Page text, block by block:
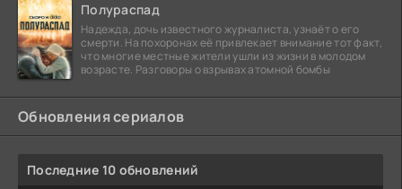
Полураспад
Надежда, дочь известного журналиста, узнаёт о его
смерти. На похоронах её привлекает внимание тот факт,
что многие местные жители ушли из жизни в молодом
возрасте. Разговоры о взрывах атомной бомбы
Обновления сериалов
Последние 10 обновлений